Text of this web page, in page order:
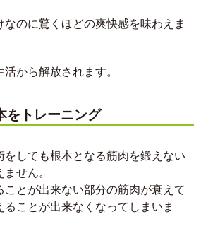
のに驚くほどの爽快感を味わえま
から解放されます。
トレーニング
をしても根本となる筋肉を鍛えない
せん。
ことが出来ない部分の筋肉が衰えて
ることが出来なくなってしまいま